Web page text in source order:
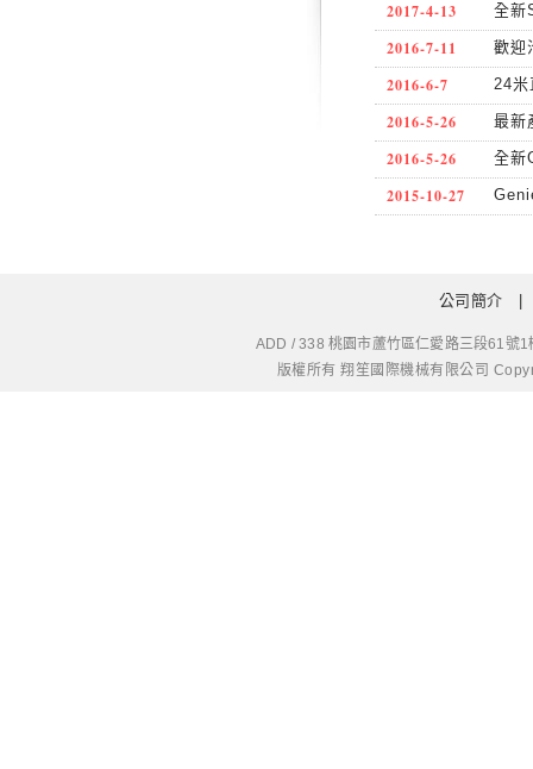
2017-4-13 全新
2016-7-11 歡迎
2016-6-7 24米
2016-5-26 最新
2016-5-26 全新
2015-10-27
公司簡介
ADD / 338 桃園市蘆竹區仁愛路三
版權所有 翔笙國際機械有限公司